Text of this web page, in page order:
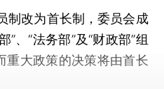
改为首长制，委员会成
”、“法务部”及“财政部”组
重大政策的决策将由首长